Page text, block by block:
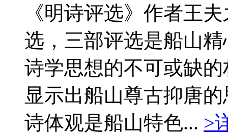
《明诗评选》作者王
选，三部评选是船山
诗学思想的不可或缺
显示出船山尊古抑唐
诗体观是船山特色... >